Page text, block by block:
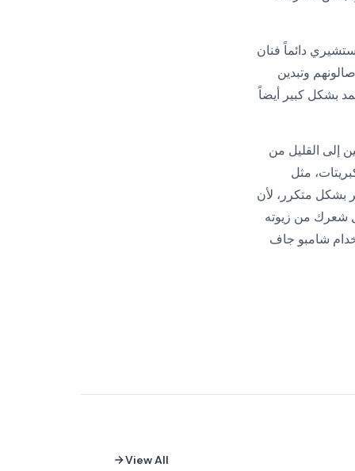
دائماً فنان
وتبدين
بشكل كبير أيضاً
إلى القليل من
مثل
بشكل متكرر، لأن
شعرك من زيوته
شامبو جاف
View All